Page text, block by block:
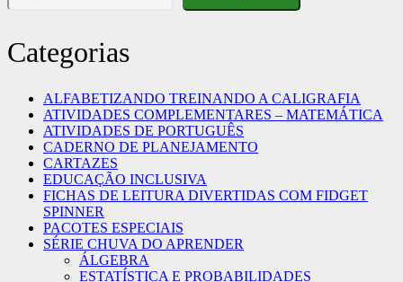
Categorias
ALFABETIZANDO TREINANDO A CALIGRAFIA
ATIVIDADES COMPLEMENTARES – MATEMÁTICA
ATIVIDADES DE PORTUGUÊS
CADERNO DE PLANEJAMENTO
CARTAZES
EDUCAÇÃO INCLUSIVA
FICHAS DE LEITURA DIVERTIDAS COM FIDGET
SPINNER
PACOTES ESPECIAIS
SÉRIE CHUVA DO APRENDER
ÁLGEBRA
ESTATÍSTICA E PROBABILIDADES